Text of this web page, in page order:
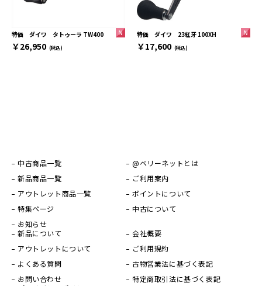
特価 ダイワ タトゥーラ TW400
￥26,950 (税込)
特価 ダイワ 23紅牙 100XH
￥17,600 (税込)
中古商品一覧
新品商品一覧
アウトレット商品一覧
特集ページ
お知らせ
@ベリーネットとは
ご利用案内
ポイントについて
中古について
新品について
アウトレットについて
よくある質問
お問い合わせ
会社概要
ご利用規約
古物営業法に基づく表記
特定商取引法に基づく表記